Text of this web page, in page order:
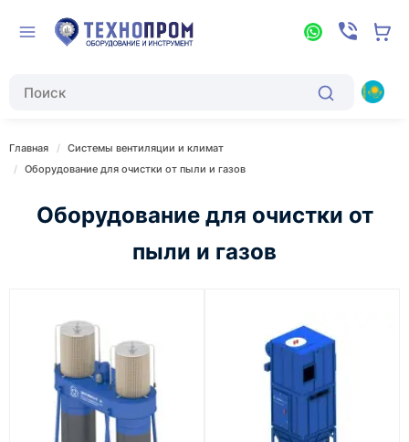
Главная
Системы вентиляции и климат
Оборудование для очистки от пыли и газов
Оборудование для очистки от
пыли и газов